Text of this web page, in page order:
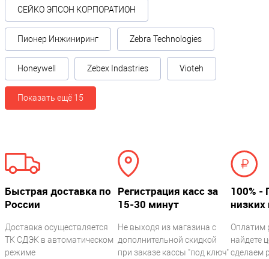
Гарантия, месяцев
12
Модель
VMC BSX Lm
СЕЙКО ЭПСОН КОРПОРАТИОН
Пионер Инжиниринг Zebra Technologies
Honeywell Zebex Indastries Vioteh
Показать ещё 15
Быстрая доставка по
России
Доставка осуществляется
ТК СДЭК в автоматическом
режиме
Регистрация касс за
15-30 минут
Не выходя из магазина с
дополнительной скидкой
при заказе кассы "под ключ"
100% -
низких
Оплатим
найдете
сделаем